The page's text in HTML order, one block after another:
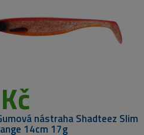
Corn Chips boilie 300g - Sladká